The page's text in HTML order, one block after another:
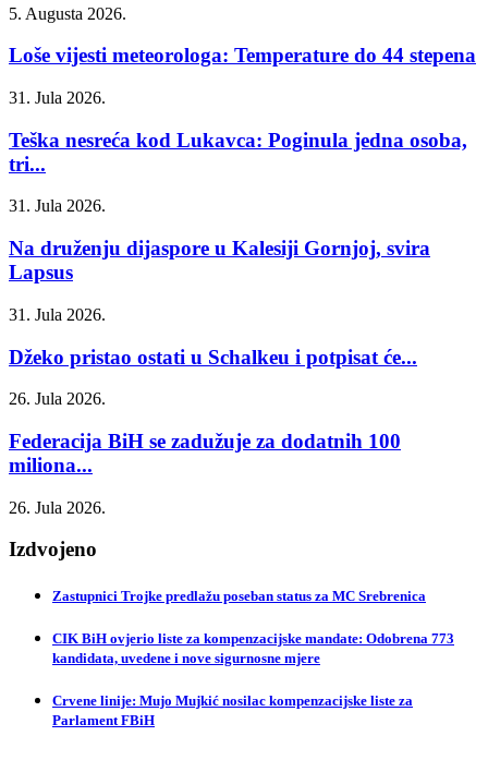
5. Augusta 2026.
Loše vijesti meteorologa: Temperature do 44 stepena
31. Jula 2026.
Teška nesreća kod Lukavca: Poginula jedna osoba,
tri...
31. Jula 2026.
Na druženju dijaspore u Kalesiji Gornjoj, svira
Lapsus
31. Jula 2026.
Džeko pristao ostati u Schalkeu i potpisat će...
26. Jula 2026.
Federacija BiH se zadužuje za dodatnih 100
miliona...
26. Jula 2026.
Izdvojeno
Zastupnici Trojke predlažu poseban status za MC Srebrenica
CIK BiH ovjerio liste za kompenzacijske mandate: Odobrena 773
kandidata, uvedene i nove sigurnosne mjere
Crvene linije: Mujo Mujkić nosilac kompenzacijske liste za
Parlament FBiH